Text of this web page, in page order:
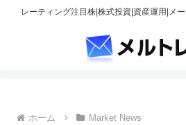
レーティング注目株|株式投資|資産運用|メ
ホーム Market News